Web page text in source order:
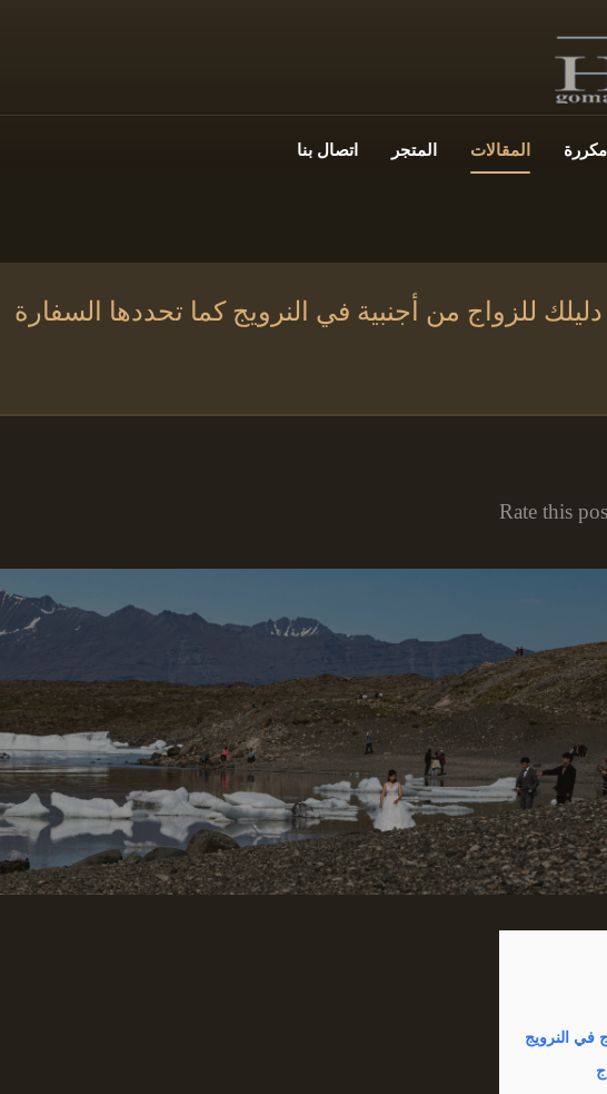
مكررة المقالات المتجر اتصال بنا
للزواج من أجنبية في النرويج كما تحددها السفارة
Rate this
في النرويج